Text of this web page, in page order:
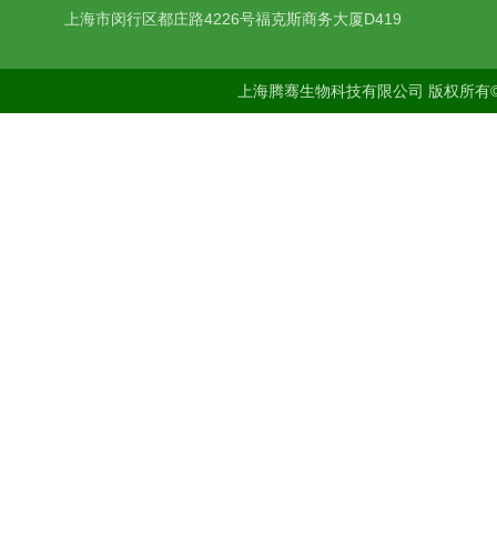
上海市闵行区都庄路4226号福克斯商务大厦D419
上海腾骞生物科技有限公司 版权所